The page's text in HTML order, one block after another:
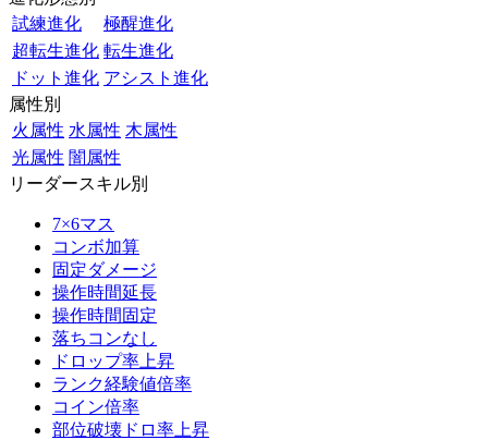
試練進化
極醒進化
超転生進化 転生進化
ドット進化 アシスト進化
属性別
火属性 水属性 木属性
光属性 闇属性
リーダースキル別
7×6マス
コンボ加算
固定ダメージ
操作時間延長
操作時間固定
落ちコンなし
ドロップ率上昇
ランク経験値倍率
コイン倍率
部位破壊ドロ率上昇